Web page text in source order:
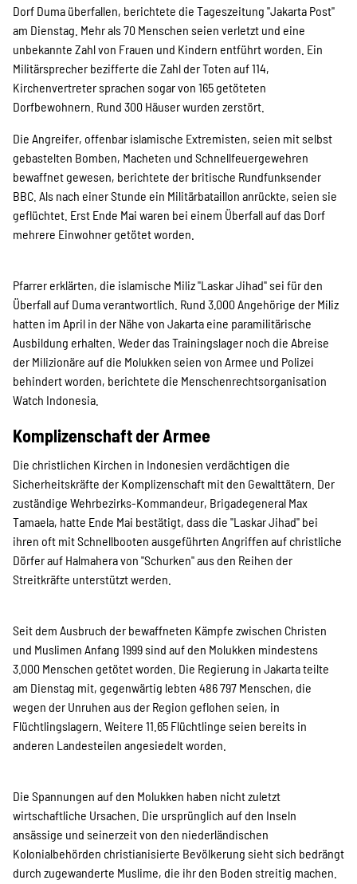
Werde Mitglied
Newsletter abonnieren
SPENDEN
Über uns
Transparenz
Kontakt
english
Indonesian
Suche
Dorf Duma überfallen, berichtete die Tageszeitung "Jakarta Post"
am Dienstag. Mehr als 70 Menschen seien verletzt und eine
unbekannte Zahl von Frauen und Kindern entführt worden. Ein
Militärsprecher bezifferte die Zahl der Toten auf 114,
Kirchenvertreter sprachen sogar von 165 getöteten
Dorfbewohnern. Rund 300 Häuser wurden zerstört.
Die Angreifer, offenbar islamische Extremisten, seien mit selbst
gebastelten Bomben, Macheten und Schnellfeuergewehren
bewaffnet gewesen, berichtete der britische Rundfunksender
BBC. Als nach einer Stunde ein Militärbataillon anrückte, seien sie
geflüchtet. Erst Ende Mai waren bei einem Überfall auf das Dorf
mehrere Einwohner getötet worden.
Pfarrer erklärten, die islamische Miliz "Laskar Jihad" sei für den
Überfall auf Duma verantwortlich. Rund 3.000 Angehörige der Miliz
hatten im April in der Nähe von Jakarta eine paramilitärische
Ausbildung erhalten. Weder das Trainingslager noch die Abreise
der Milizionäre auf die Molukken seien von Armee und Polizei
behindert worden, berichtete die Menschenrechtsorganisation
Watch Indonesia.
Komplizenschaft der Armee
Die christlichen Kirchen in Indonesien verdächtigen die
Sicherheitskräfte der Komplizenschaft mit den Gewalttätern. Der
zuständige Wehrbezirks-Kommandeur, Brigadegeneral Max
Tamaela, hatte Ende Mai bestätigt, dass die "Laskar Jihad" bei
ihren oft mit Schnellbooten ausgeführten Angriffen auf christliche
Dörfer auf Halmahera von "Schurken" aus den Reihen der
Streitkräfte unterstützt werden.
Seit dem Ausbruch der bewaffneten Kämpfe zwischen Christen
und Muslimen Anfang 1999 sind auf den Molukken mindestens
3.000 Menschen getötet worden. Die Regierung in Jakarta teilte
am Dienstag mit, gegenwärtig lebten 486 797 Menschen, die
wegen der Unruhen aus der Region geflohen seien, in
Flüchtlingslagern. Weitere 11.65 Flüchtlinge seien bereits in
anderen Landesteilen angesiedelt worden.
Die Spannungen auf den Molukken haben nicht zuletzt
wirtschaftliche Ursachen. Die ursprünglich auf den Inseln
ansässige und seinerzeit von den niederländischen
Kolonialbehörden christianisierte Bevölkerung sieht sich bedrängt
durch zugewanderte Muslime, die ihr den Boden streitig machen.